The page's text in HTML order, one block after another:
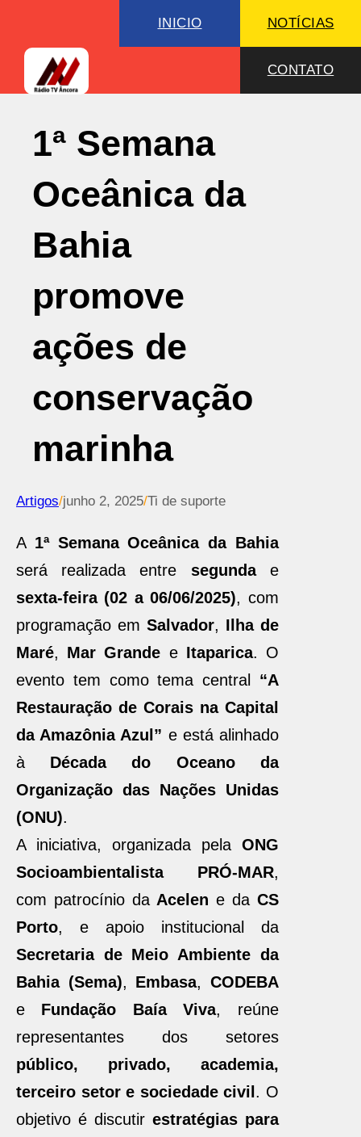
INICIO NOTÍCIAS
CONTATO
1ª Semana
Oceânica da
Bahia
promove
ações de
conservação
marinha
Artigos/junho 2, 2025/Ti de suporte
A 1ª Semana Oceânica da Bahia
será realizada entre segunda e
sexta-feira (02 a 06/06/2025), com
programação em Salvador, Ilha de
Maré, Mar Grande e Itaparica. O
evento tem como tema central “A
Restauração de Corais na Capital
da Amazônia Azul” e está alinhado
à Década do Oceano da
Organização das Nações Unidas
(ONU).
A iniciativa, organizada pela ONG
Socioambientalista PRÓ-MAR,
com patrocínio da Acelen e da CS
Porto, e apoio institucional da
Secretaria de Meio Ambiente da
Bahia (Sema), Embasa, CODEBA
e Fundação Baía Viva, reúne
representantes dos setores
público, privado, academia,
terceiro setor e sociedade civil . O
objetivo é discutir estratégias para